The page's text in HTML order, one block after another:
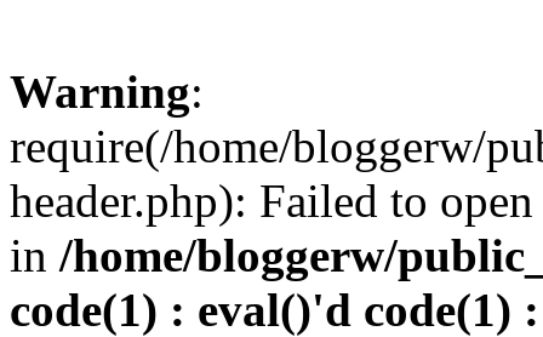
Warning:
require(/home/bloggerw/
header.php): Failed to
in /home/bloggerw/
code(1) : eval()'d code(1)